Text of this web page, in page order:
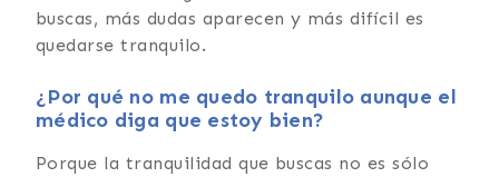
buscas, más dudas aparecen y más difícil es
quedarse tranquilo.
¿Por qué no me quedo tranquilo aunque el
médico diga que estoy bien?
Porque la tranquilidad que buscas no es sólo